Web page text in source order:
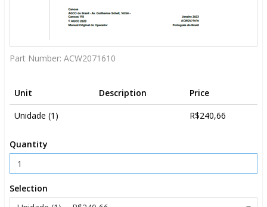
Part Number: ACW2071610
Unit Description
Price
Unidade (1)
R$240,66
Quantity
Selection